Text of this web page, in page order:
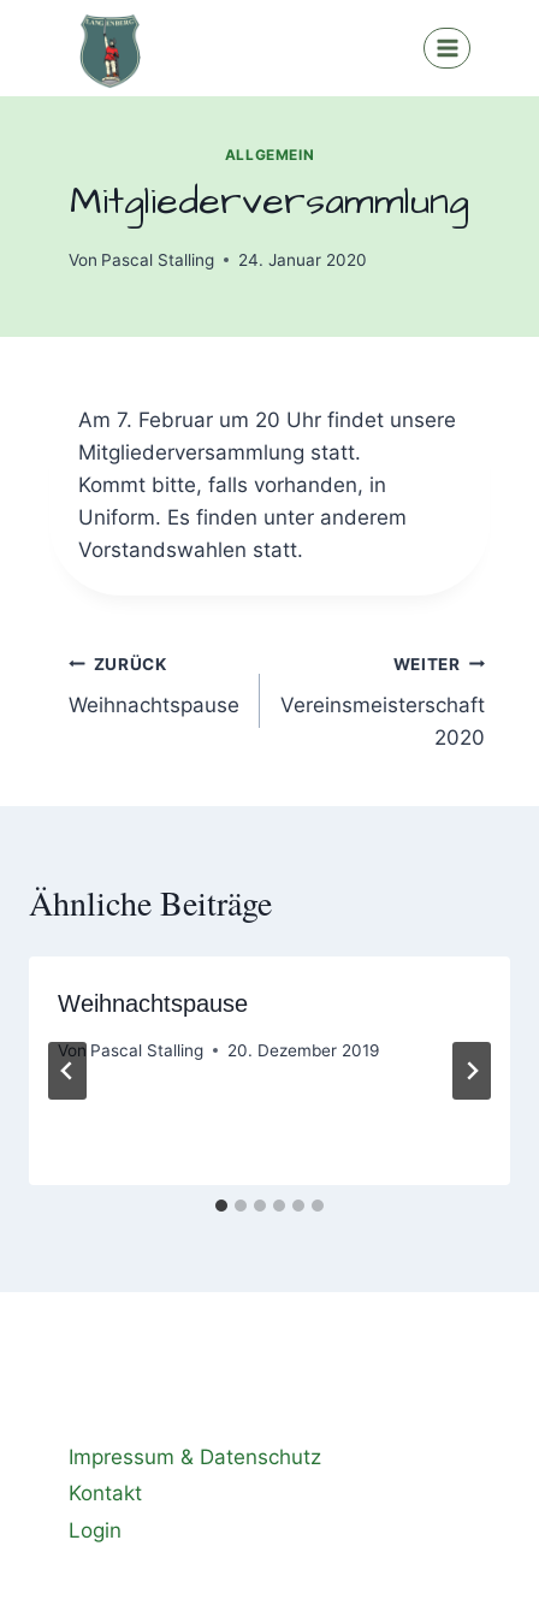
ALLGEMEIN
Mitgliederversammlung
Von Pascal Stalling 24. Januar 2020
Am 7. Februar um 20 Uhr findet unsere
Mitgliederversammlung statt.
Kommt bitte, falls vorhanden, in
Uniform. Es finden unter anderem
Vorstandswahlen statt.
Beitragsnavigation
ZURÜCK
Weihnachtspause
WEITER
Vereinsmeisterschaft
2020
Ähnliche Beiträge
Weihnachtspause
Von Pascal Stalling 20. Dezember 2019
Impressum & Datenschutz
Kontakt
Login